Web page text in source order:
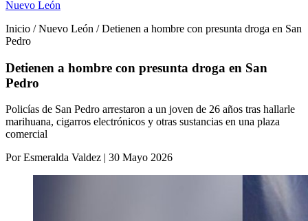
Nuevo León
Inicio / Nuevo León / Detienen a hombre con presunta droga en San
Pedro
Detienen a hombre con presunta droga en San
Pedro
Policías de San Pedro arrestaron a un joven de 26 años tras hallarle
marihuana, cigarros electrónicos y otras sustancias en una plaza
comercial
Por Esmeralda Valdez | 30 Mayo 2026